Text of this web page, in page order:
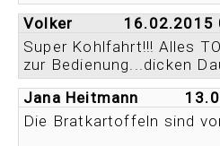
Volker
16.02.2015
Super Kohlfahrt!!! Alles
zur Bedienung...dicken
Jana Heitmann
Die Bratkartoffeln sind